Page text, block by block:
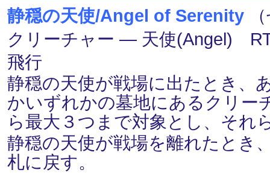
静穏の天使/Angel of Serenity
クリーチャー ― 天使(Angel)
飛行
静穏の天使が戦場に出たとき、
かいずれかの墓地にあるクリー
ら最大３つまで対象とし、それ
静穏の天使が戦場を離れたとき
札に戻す。